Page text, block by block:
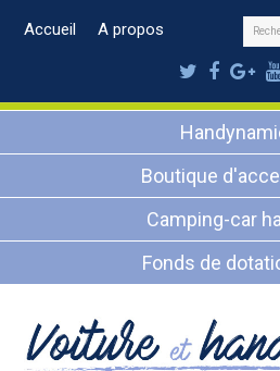
Accueil A propos
Twitter
Boutique
Camping-car
Fonds de